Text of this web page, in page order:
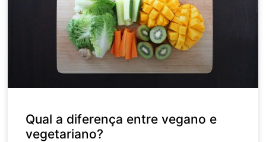
Qual a diferença entre vegano e
vegetariano?